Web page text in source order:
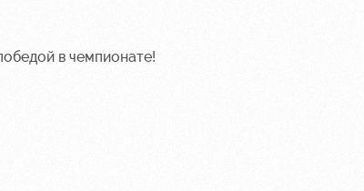
в чемпионате!